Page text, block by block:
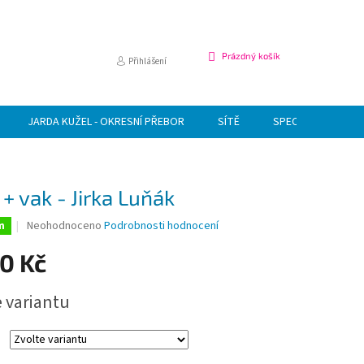
Přihlášení
NÁKUPNÍ
Prázdný košík
JARDA KUŽEL - OKRESNÍ PŘEBOR SÍTĚ SPECIÁLNÍ NABÍDKA
vak - Jirka Luňák
Průměrné
produktu
je
z
hvězdiček.
Neohodnoceno Podrobnosti hodnocení
Kč
variantu